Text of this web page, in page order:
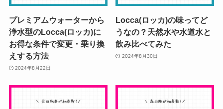
プレミアムウォーターから
浄水型のLocca(ロッカ)に
お得な条件で変更・乗り換
えする方法
2024年8月22日
Locca(ロッカ)の味ってど
うなの？天然水や水道水と
飲み比べてみた
2024年8月30日